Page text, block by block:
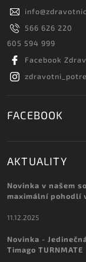
info@
566 626 220
605 594 999
Facebook
FACEBOOK
AKTUALITY
Novinka v našem
maximální pohodlí
11.12.2025
Novinka -
Timago TURNMATE